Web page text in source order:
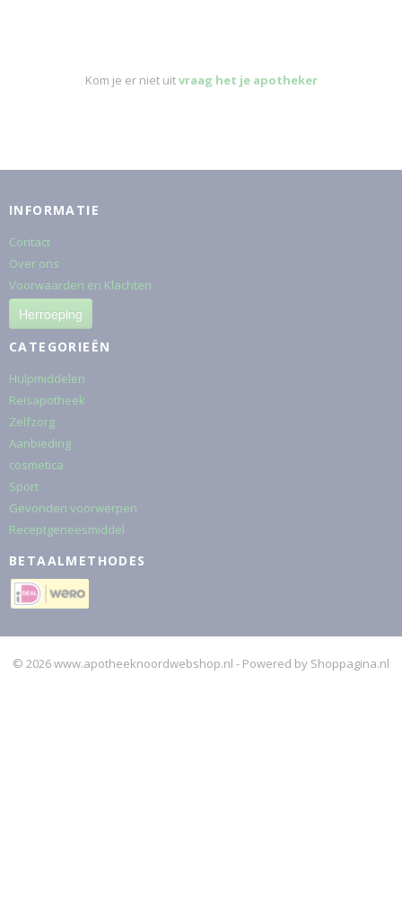
Kom je er niet uitvraag het je apotheker
INFORMATIE
Contact
Over ons
Voorwaarden en Klachten
Herroeping
CATEGORIEËN
Hulpmiddelen
Reisapotheek
Zelfzorg
Aanbieding
cosmetica
Sport
Gevonden voorwerpen
Receptgeneesmiddel
BETAALMETHODES
© 2026 www.apotheeknoordwebshop.nl - Powered by Shoppagina.nl